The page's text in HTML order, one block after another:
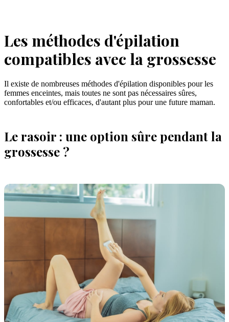
Les méthodes d'épilation
compatibles avec la grossesse
Il existe de nombreuses méthodes d'épilation disponibles pour les
femmes enceintes, mais toutes ne sont pas nécessaires sûres,
confortables et/ou efficaces, d'autant plus pour une future maman.
Le rasoir : une option sûre pendant la
grossesse ?